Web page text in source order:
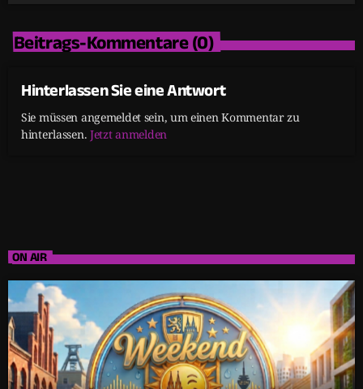
Beitrags-Kommentare (0)
Hinterlassen Sie eine Antwort
Sie müssen angemeldet sein, um einen Kommentar zu
hinterlassen. Jetzt anmelden
ON AIR